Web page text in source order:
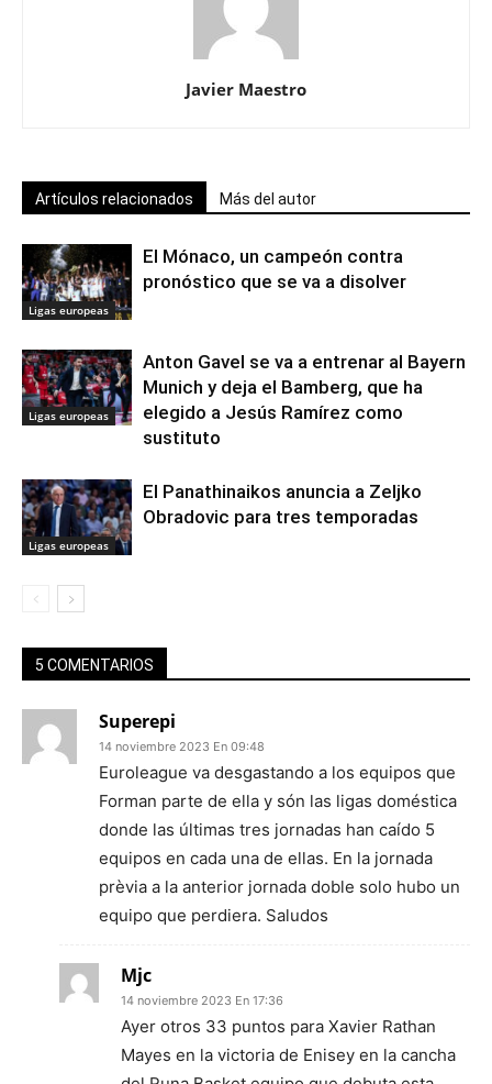
Javier Maestro
Artículos relacionados Más del autor
Ligas europeas
El Mónaco, un campeón contra
pronóstico que se va a disolver
Ligas europeas
Anton Gavel se va a entrenar al Bayern
Munich y deja el Bamberg, que ha
elegido a Jesús Ramírez como
sustituto
Ligas europeas
El Panathinaikos anuncia a Zeljko
Obradovic para tres temporadas
5 COMENTARIOS
Superepi
14 noviembre 2023 En 09:48
Euroleague va desgastando a los equipos que
Forman parte de ella y són las ligas doméstica
donde las últimas tres jornadas han caído 5
equipos en cada una de ellas. En la jornada
prèvia a la anterior jornada doble solo hubo un
equipo que perdiera. Saludos
Mjc
14 noviembre 2023 En 17:36
Ayer otros 33 puntos para Xavier Rathan
Mayes en la victoria de Enisey en la cancha